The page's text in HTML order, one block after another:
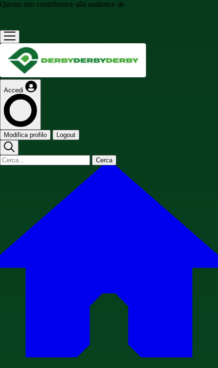
Questo sito contribuisce alla audience de
Accedi
Modifica profilo Logout
Cerca